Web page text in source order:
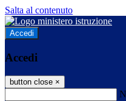
Salta al contenuto
Accedi
Accedi
button close ×